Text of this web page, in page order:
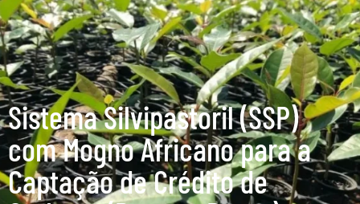
Sistema Silvipastoril (SSP)
com Mogno Africano para a
Captação de Crédito de